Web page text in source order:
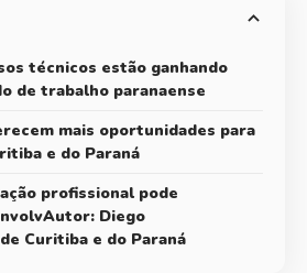
técnicos estão ganhando
de trabalho paranaense
mais oportunidades para
e do Paraná
profissional pode
Diego
Curitiba e do Paraná